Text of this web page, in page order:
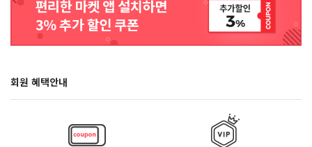
회원 혜택안내